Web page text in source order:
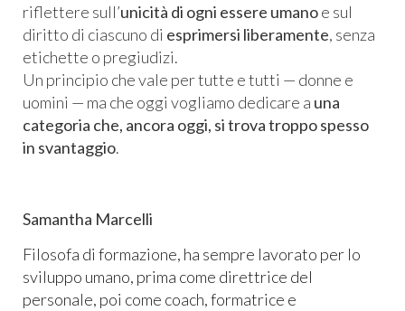
riflettere sull’unicità di ogni essere umanoe sul
diritto di ciascuno di esprimersi liberamente, senza
etichette o pregiudizi.
Un principio che vale per tutte e tutti — donne e
uomini — ma che oggi vogliamo dedicare a una
categoria che, ancora oggi, si trova troppo spesso
in svantaggio.
Samantha Marcelli
Filosofa di formazione, ha sempre lavorato per lo
sviluppo umano, prima come direttrice del
personale, poi come coach, formatrice e